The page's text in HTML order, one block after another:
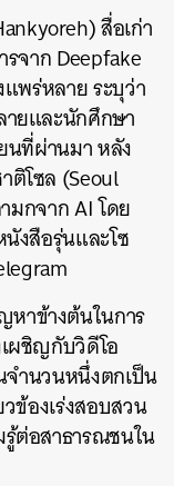
สื่อเก่า
จาก Deepfake
พร่หลาย ระบุว่า
ยและนักศึกษา
นที่ผ่านมา หลัง
โซล (Seoul
มกจาก AI โดย
งสือรุ่นและโซ
หาข้างต้นในการ
ผชิญกับวิดีโอ
ำนวนหนึ่งตกเป็น
ข้องเร่งสอบสวน
ต่อสาธารณชนใน